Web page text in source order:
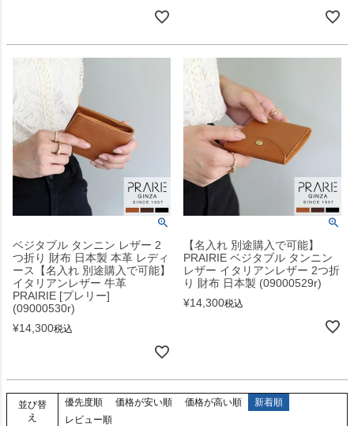
ベジタブル タンニン レザー 2
つ折り 財布 日本製 本革 レディ
ース【名入れ 別途購入で可能】
イタリアンレザー 牛革
PRAIRIE [プレリー]
(09000530r)
¥14,300税込
【名入れ 別途購入で可能】
PRAIRIE ベジタブル タンニン
レザー イタリアンレザー 2つ折
り 財布 日本製 (09000529r)
¥14,300税込
並び替
え
優先度順 価格が安い順 価格が高い順
新着順
レビュー順